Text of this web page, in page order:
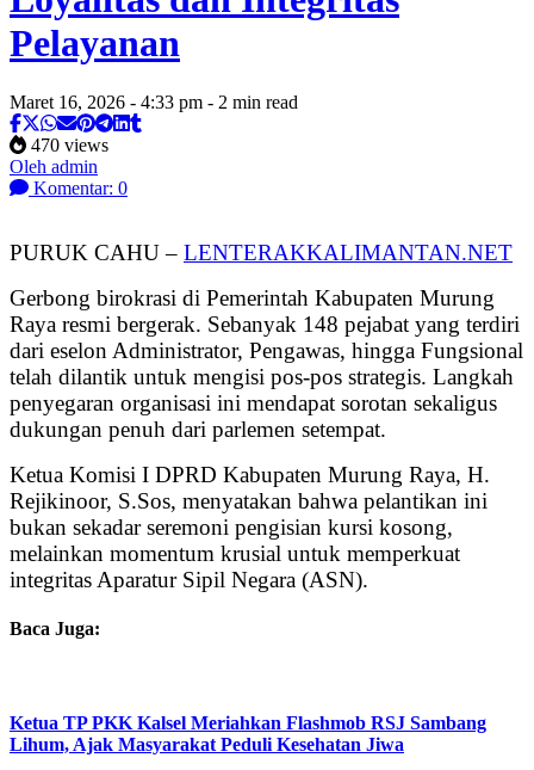
Pelayanan
Maret 16, 2026 - 4:33 pm - 2 min read
470 views
Oleh admin
Komentar: 0
PURUK CAHU – LENTERAKKALIMANTAN.NET
Gerbong birokrasi di Pemerintah Kabupaten Murung
Raya resmi bergerak. Sebanyak 148 pejabat yang terdiri
dari eselon Administrator, Pengawas, hingga Fungsional
telah dilantik untuk mengisi pos-pos strategis. Langkah
penyegaran organisasi ini mendapat sorotan sekaligus
dukungan penuh dari parlemen setempat.
Ketua Komisi I DPRD Kabupaten Murung Raya, H.
Rejikinoor, S.Sos, menyatakan bahwa pelantikan ini
bukan sekadar seremoni pengisian kursi kosong,
melainkan momentum krusial untuk memperkuat
integritas Aparatur Sipil Negara (ASN).
Baca Juga:
Ketua TP PKK Kalsel Meriahkan Flashmob RSJ Sambang
Lihum, Ajak Masyarakat Peduli Kesehatan Jiwa